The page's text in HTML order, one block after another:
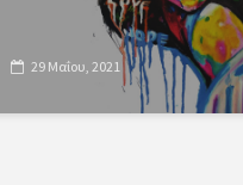
29 Μαΐου, 2021